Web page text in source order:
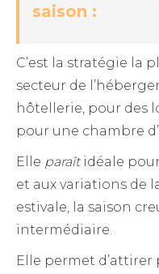
saison :
C’est la stratégie la
secteur de
hôtellerie, pour des
pour une chambre
Elle paraîtidéale pour
et aux variations de
estivale, la saison
intermédiaire.
Elle permet d’attirer